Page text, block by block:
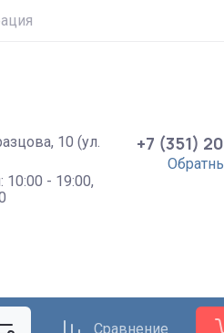
10 (ул.
- 19:00,
+7 (351)
Сравнение